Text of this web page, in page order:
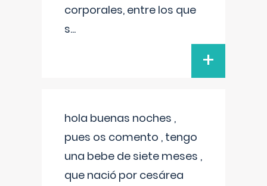
corporales, entre los que
s...
+
hola buenas noches ,
pues os comento , tengo
una bebe de siete meses ,
que nació por cesárea